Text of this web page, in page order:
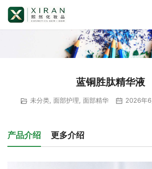
蓝铜胜肽精华液
未分类, 面部护理, 面部精华 2026年6
产品介绍 更多介绍